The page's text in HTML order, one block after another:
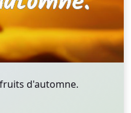
d'automne.